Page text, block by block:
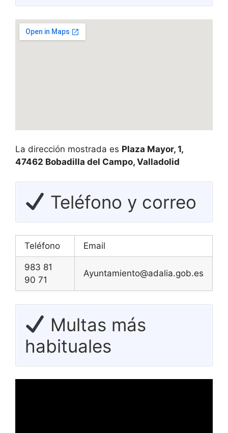
La dirección mostrada es Plaza Mayor, 1,
47462 Bobadilla del Campo, Valladolid
Teléfono y correo
Teléfono Email
983 81
90 71
Ayuntamiento@adalia.gob.es
Multas más
habituales